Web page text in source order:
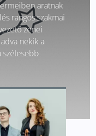
aratnak
rangos szakmai
zenei
nekik a
szélesebb